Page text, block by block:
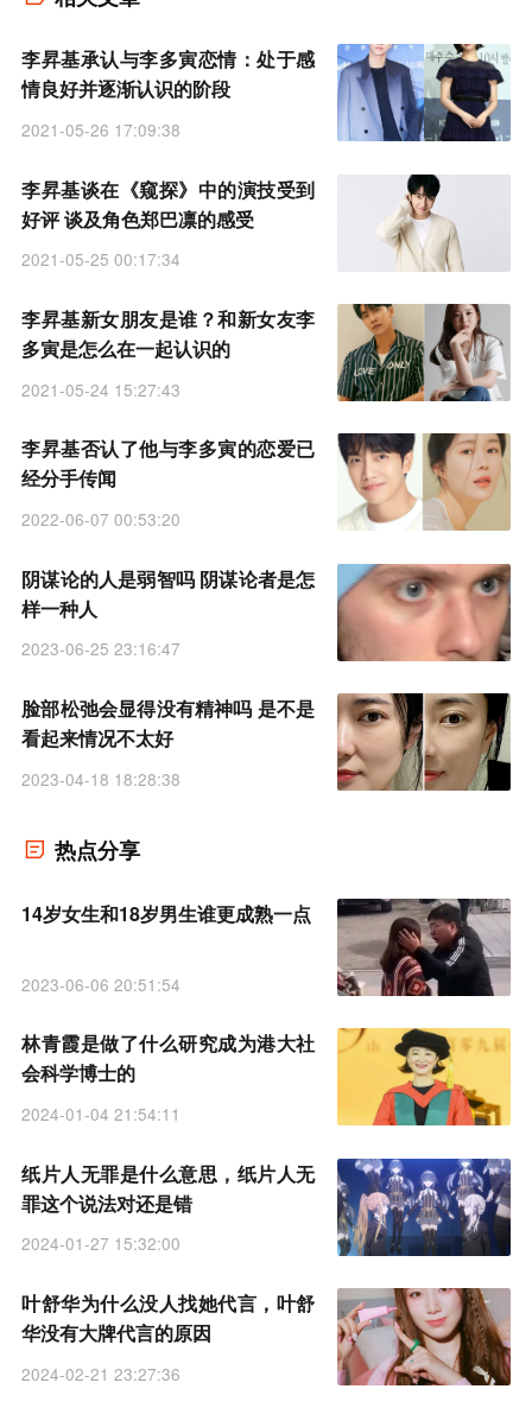
李昇基承认与李多寅恋情：处于感
情良好并逐渐认识的阶段
2021-05-26 17:09:38
李昇基谈在《窥探》中的演技受到
好评 谈及角色郑巴凛的感受
2021-05-25 00:17:34
李昇基新女朋友是谁？和新女友李
多寅是怎么在一起认识的
2021-05-24 15:27:43
李昇基否认了他与李多寅的恋爱已
经分手传闻
2022-06-07 00:53:20
阴谋论的人是弱智吗 阴谋论者是怎
样一种人
2023-06-25 23:16:47
脸部松弛会显得没有精神吗 是不是
看起来情况不太好
2023-04-18 18:28:38
热点分享
14岁女生和18岁男生谁更成熟一点
2023-06-06 20:51:54
林青霞是做了什么研究成为港大社
会科学博士的
2024-01-04 21:54:11
纸片人无罪是什么意思，纸片人无
罪这个说法对还是错
2024-01-27 15:32:00
叶舒华为什么没人找她代言，叶舒
华没有大牌代言的原因
2024-02-21 23:27:36